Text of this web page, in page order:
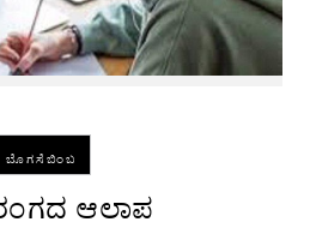
ಬೊಗಸೆಬಿಂಬ
ಆಲಾಪ